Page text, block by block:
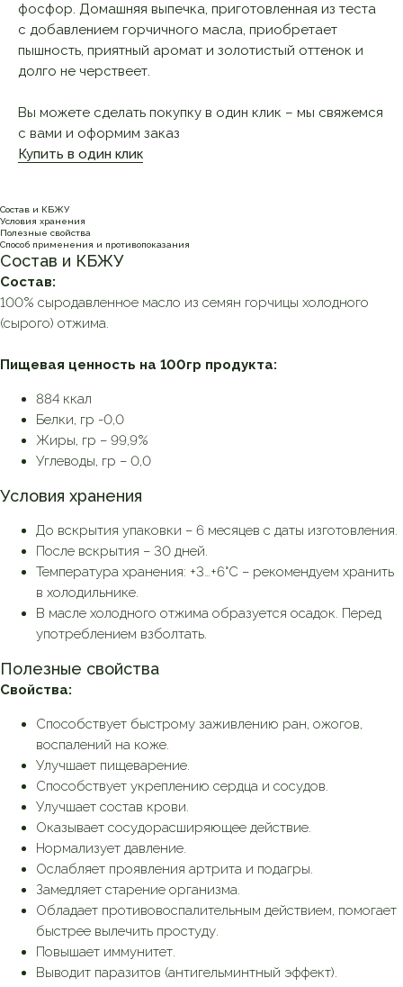
фосфор. Домашняя выпечка, приготовленная из теста
с добавлением горчичного масла, приобретает
пышность, приятный аромат и золотистый оттенок и
долго не черствеет.
Вы можете сделать покупку в один клик – мы свяжемся
с вами и оформим заказ
Купить в один клик
Состав и КБЖУ
Условия хранения
Полезные свойства
Способ применения и противопоказания
Состав и КБЖУ
Состав:
100% сыродавленное масло из семян горчицы холодного
(сырого) отжима.
Пищевая ценность на 100гр продукта:
884 ккал
Белки, гр -0,0
Жиры, гр – 99,9%
Углеводы, гр – 0,0
Условия хранения
До вскрытия упаковки – 6 месяцев с даты изготовления.
После вскрытия – 30 дней.
Температура хранения: +3…+6°С – рекомендуем хранить
в холодильнике.
В масле холодного отжима образуется осадок. Перед
употреблением взболтать.
Полезные свойства
Свойства:
Способствует быстрому заживлению ран, ожогов,
воспалений на коже.
Улучшает пищеварение.
Способствует укреплению сердца и сосудов.
Улучшает состав крови.
Оказывает сосудорасширяющее действие.
Нормализует давление.
Ослабляет проявления артрита и подагры.
Замедляет старение организма.
Обладает противовоспалительным действием, помогает
быстрее вылечить простуду.
Повышает иммунитет.
Выводит паразитов (антигельминтный эффект).